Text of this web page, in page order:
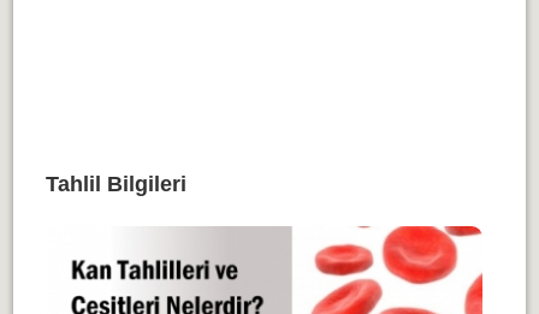
Tahlil Bilgileri